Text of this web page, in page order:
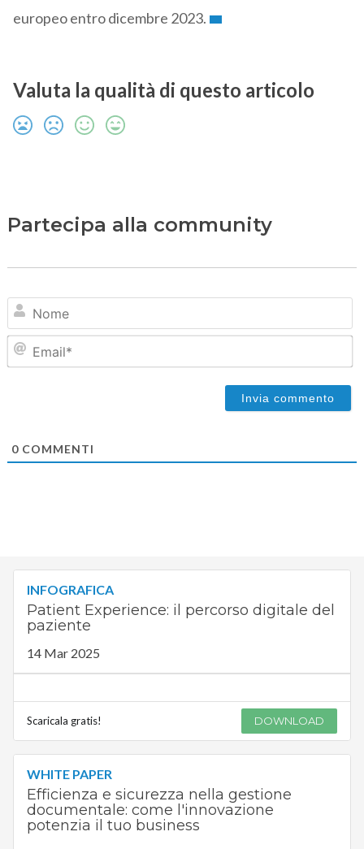
europeo entro dicembre 2023.
Valuta la qualità di questo articolo
Partecipa alla community
0COMMENTI
INFOGRAFICA
Patient Experience: il percorso digitale del
paziente
14 Mar 2025
Scaricala gratis! DOWNLOAD
WHITE PAPER
Efficienza e sicurezza nella gestione
documentale: come l'innovazione
potenzia il tuo business